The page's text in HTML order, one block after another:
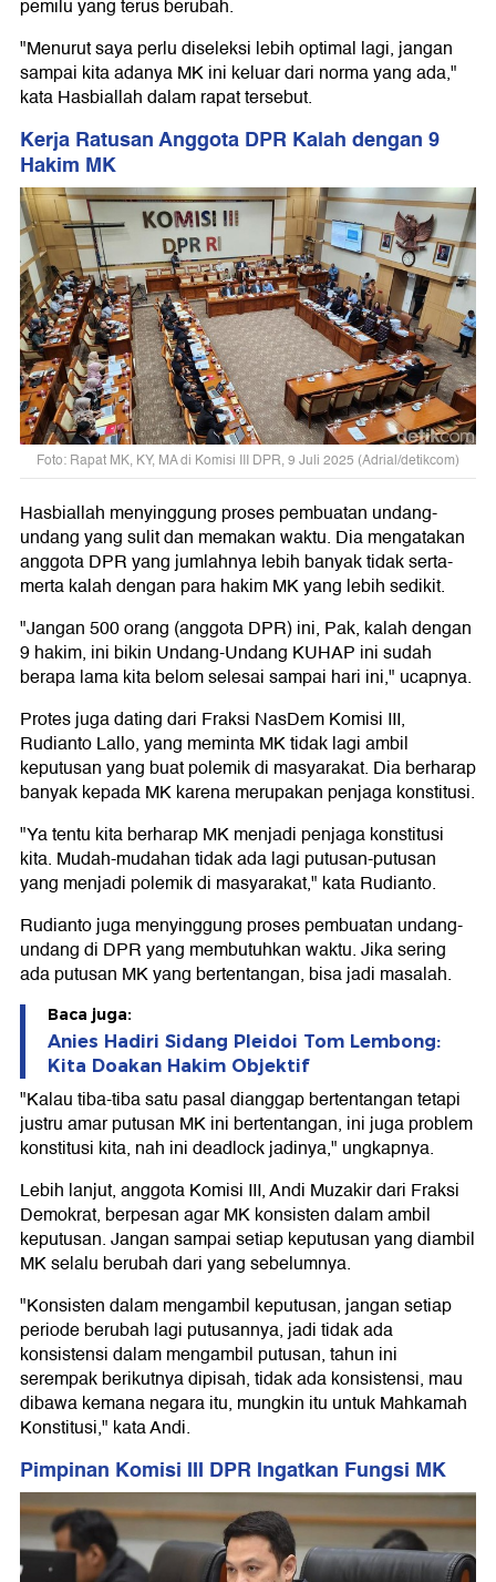
pemilu yang terus berubah.
"Menurut saya perlu diseleksi lebih optimal lagi, jangan
sampai kita adanya MK ini keluar dari norma yang ada,"
kata Hasbiallah dalam rapat tersebut.
Kerja Ratusan Anggota DPR Kalah dengan 9
Hakim MK
Foto: Rapat MK, KY, MA di Komisi III DPR, 9 Juli 2025 (Adrial/detikcom)
Hasbiallah menyinggung proses pembuatan undang-
undang yang sulit dan memakan waktu. Dia mengatakan
anggota DPR yang jumlahnya lebih banyak tidak serta-
merta kalah dengan para hakim MK yang lebih sedikit.
"Jangan 500 orang (anggota DPR) ini, Pak, kalah dengan
9 hakim, ini bikin Undang-Undang KUHAP ini sudah
berapa lama kita belom selesai sampai hari ini," ucapnya.
Protes juga dating dari Fraksi NasDem Komisi III,
Rudianto Lallo, yang meminta MK tidak lagi ambil
keputusan yang buat polemik di masyarakat. Dia berharap
banyak kepada MK karena merupakan penjaga konstitusi.
"Ya tentu kita berharap MK menjadi penjaga konstitusi
kita. Mudah-mudahan tidak ada lagi putusan-putusan
yang menjadi polemik di masyarakat," kata Rudianto.
Rudianto juga menyinggung proses pembuatan undang-
undang di DPR yang membutuhkan waktu. Jika sering
ada putusan MK yang bertentangan, bisa jadi masalah.
Baca juga:
Anies Hadiri Sidang Pleidoi Tom Lembong:
Kita Doakan Hakim Objektif
"Kalau tiba-tiba satu pasal dianggap bertentangan tetapi
justru amar putusan MK ini bertentangan, ini juga problem
konstitusi kita, nah ini deadlock jadinya," ungkapnya.
Lebih lanjut, anggota Komisi III, Andi Muzakir dari Fraksi
Demokrat, berpesan agar MK konsisten dalam ambil
keputusan. Jangan sampai setiap keputusan yang diambil
MK selalu berubah dari yang sebelumnya.
"Konsisten dalam mengambil keputusan, jangan setiap
periode berubah lagi putusannya, jadi tidak ada
konsistensi dalam mengambil putusan, tahun ini
serempak berikutnya dipisah, tidak ada konsistensi, mau
dibawa kemana negara itu, mungkin itu untuk Mahkamah
Konstitusi," kata Andi.
Pimpinan Komisi III DPR Ingatkan Fungsi MK